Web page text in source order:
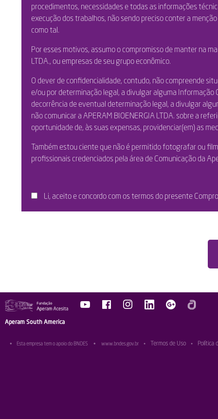
procedimentos, necessidades e todas as informações
execução dos trabalhos, não sendo preciso conter a
como tal.
Por esses motivos, assumo o compromisso de manter na
LTDA., ou empresas de seu grupo econômico.
O dever de confidencialidade, contudo, não compreende
e/ou por determinação legal, a divulgar alguma
decorrência de eventual determinação legal, a divulgar
não comunicar a APERAM BIOENERGIA LTDA. sobre a
oportunidade de, às suas expensas, providenciar(em) as
Também estou ciente que não é permitido fotografar ou
profissionais credenciados pela área de Comunicação da
Li, aceito e concordo com os termos do presente
Aperam South America
• Esta empresa tem o apoio do BNDES • www.bndes.gov.br • Termos de Uso • Política